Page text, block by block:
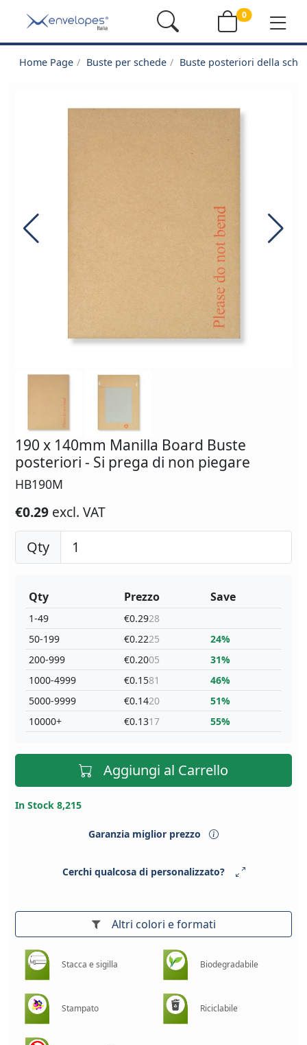
0
Home Page Buste per schede Buste posteriori della
190 x 140mm Manilla Board Buste
posteriori - Si prega di non piegare
HB190M
€0.29 excl. VAT
Qty
Qty
1-49
50-199
200-999
1000-4999
5000-9999
10000+
Prezzo
€0.2928
€0.2225
€0.2005
€0.1581
€0.1420
€0.1317
Save
24%
31%
46%
51%
55%
Aggiungi al Carrello
In Stock 8,215
Garanzia miglior prezzo
Cerchi qualcosa di personalizzato?
Altri colori e formati
Stacca e sigilla Biodegradabile
Stampato Riciclabile